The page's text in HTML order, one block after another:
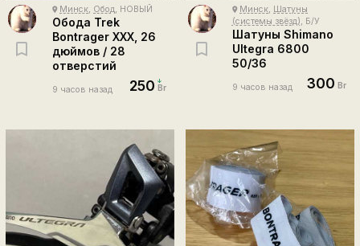
place Минск, Обод, НОВЫЙ
Обода Trek
Bontrager XXX, 26
дюймов / 28
отверстий
9 часов назад 250 Br
place Минск, Шатуны
(системы звёзд), Б/У
Шатуны Shimano
Ultegra 6800
50/36
9 часов назад 300 Br